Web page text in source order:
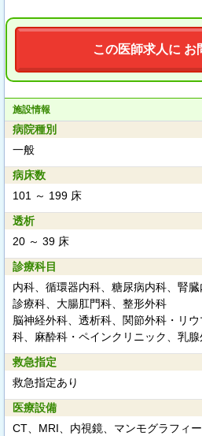
この医師求人に お
施設情報
病院種別
一般
病床数
101 ～ 199 床
透析
20 ～ 39 床
診療科目
内科、循環器内科、糖尿病内科、腎
診療科、大腸肛門科、整形外科
脳神経外科、透析科、関節外科・リ
科、麻酔科・ペインクリニック、乳腺
救急指定
救急指定あり
医療設備
CT、MRI、内視鏡、マンモグラフィ